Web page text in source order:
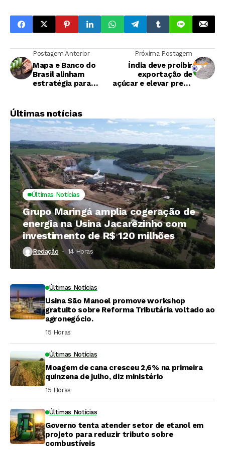
Postagem Anterior
Mapa e Banco do
Brasil alinham
estratégia para
Próxima Postagem
Índia deve proibir
exportação de
açúcar e elevar preço
Últimas notícias
Últimas Notícias
Grupo Maringá amplia cogeração de
energia na Usina Jacarezinho com
investimento de R$ 120 milhões
Redação 14 Horas ⁮
Últimas Notícias
Usina São Manoel promove workshop
gratuito sobre Reforma Tributária voltado ao
agronegócio.
15 Horas ⁮
Últimas Notícias
Moagem de cana cresceu 2,6% na primeira
quinzena de julho, diz ministério
15 Horas ⁮
Últimas Notícias
Governo tenta atender setor de etanol em
projeto para reduzir tributo sobre
combustíveis